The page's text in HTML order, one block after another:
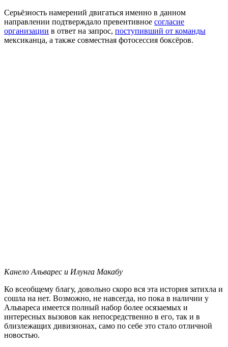
Серьёзность намерений двигаться именно в данном
направлении подтверждало превентивное согласие
организации в ответ на запрос, поступивший от команды
мексиканца, а также совместная фотосессия боксёров.
Канело Альварес и Илунга Макабу
Ко всеобщему благу, довольно скоро вся эта история затихла и
сошла на нет. Возможно, не навсегда, но пока в наличии у
Альвареса имеется полный набор более осязаемых и
интересных вызовов как непосредственно в его, так и в
близлежащих дивизионах, само по себе это стало отличной
новостью.